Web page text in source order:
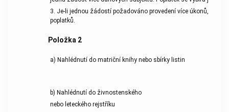
3. Je-li jednou žádostí požadováno provedení více úkonů,
poplatků.
Položka 2
a) Nahlédnutí do matriční knihy nebo sbírky listin
b) Nahlédnutí do živnostenského
nebo leteckého rejstříku